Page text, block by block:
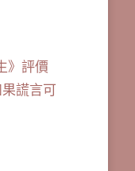
》評價
謊言可